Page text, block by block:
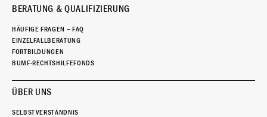
BERATUNG & QUALIFIZIERUNG
HÄUFIGE FRAGEN – FAQ
EINZELFALLBERATUNG
FORTBILDUNGEN
BUMF-RECHTSHILFEFONDS
ÜBER UNS
SELBSTVERSTÄNDNIS